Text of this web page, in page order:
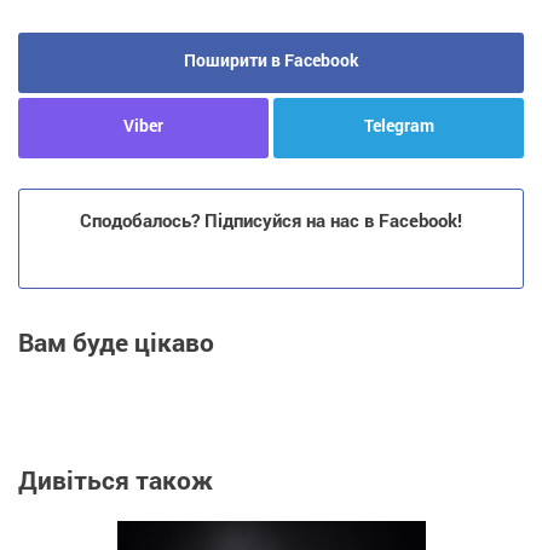
Поширити в Facebook
Viber Telegram
Сподобалось? Підписуйся на нас в Facebook!
Вам буде цікаво
Дивіться також